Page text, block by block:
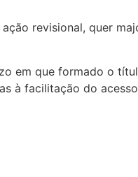
revisional, quer
em que formado o
à facilitação do